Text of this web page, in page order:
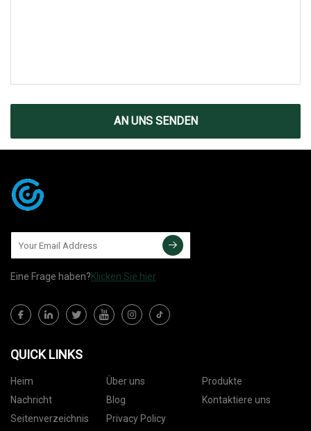
AN UNS SENDEN
Eine Frage haben?Klicken Sie hier
QUICK LINKS
Heim Über uns
Produkte
Nachricht
Blog
Kontaktiere uns
Seitenverzeichnis
Privacy Policy